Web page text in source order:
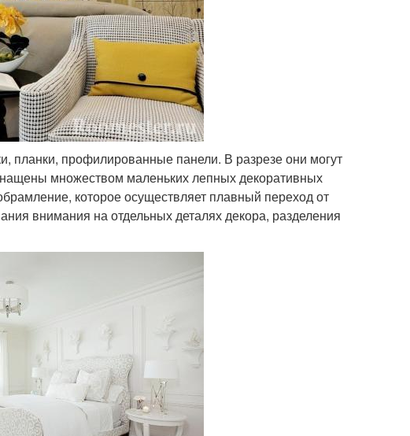
планки, профилированные панели. В разрезе они могут
множеством маленьких лепных декоративных
которое осуществляет плавный переход от
внимания на отдельных деталях декора, разделения